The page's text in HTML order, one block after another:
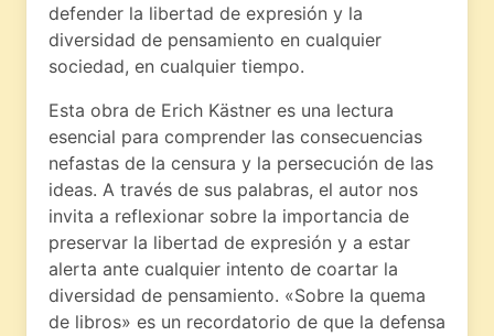
defender la libertad de expresión y la
diversidad de pensamiento en cualquier
sociedad, en cualquier tiempo.
Esta obra de Erich Kästner es una lectura
esencial para comprender las consecuencias
nefastas de la censura y la persecución de las
ideas. A través de sus palabras, el autor nos
invita a reflexionar sobre la importancia de
preservar la libertad de expresión y a estar
alerta ante cualquier intento de coartar la
diversidad de pensamiento. «Sobre la quema
de libros» es un recordatorio de que la defensa